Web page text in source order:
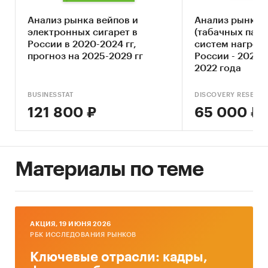
Анализ потребления электронных
сигарет
Ценовой анализ
привлекательности рынка
Прогноз развития рынка электронных
сигарет до 2025 г.
Источники информации
Базы данных федеральной налоговой
Открытые источники (сайты, порталы)
Анализ рынка вейпов и
электронных сигарет в
России в 2020-2024 гг,
прогноз на 2025-2029 гг
BUSINESSTAT
121 800 ₽
Анализ рынка
(табачных
систем
России - 2021
2022 года
DISCOVERY
65 000 ₽
Материалы по теме
AКЦИЯ, 19 ИЮНЯ 2026
РБК ИССЛЕДОВАНИЯ РЫНКОВ
Ключевые отрасли: кадры,